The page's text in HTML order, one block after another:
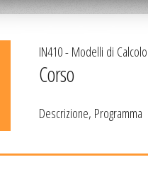
IN410 - Modelli di
Corso
Descrizione, Programma